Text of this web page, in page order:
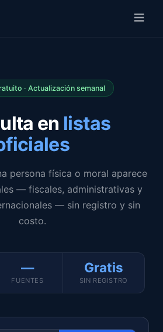
· Actualización semanal
en listas
persona física o moral aparece
— fiscales, administrativas y
— sin registro y sin
costo.
—
FUENTES
Gratis
SIN REGISTRO